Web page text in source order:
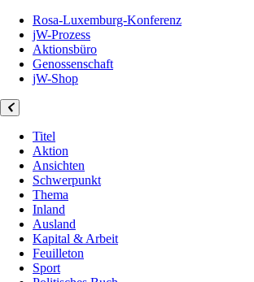
Rosa-Luxemburg-Konferenz
jW-Prozess
Aktionsbüro
Genossenschaft
jW-Shop
Titel
Aktion
Ansichten
Schwerpunkt
Thema
Inland
Ausland
Kapital & Arbeit
Feuilleton
Sport